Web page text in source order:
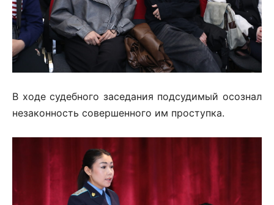
В ходе судебного заседания подсудимый осознал
незаконность совершенного им проступка.